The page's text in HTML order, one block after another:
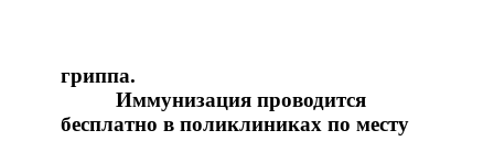
гриппа.
Иммунизация проводится
бесплатно в поликлиниках по месту